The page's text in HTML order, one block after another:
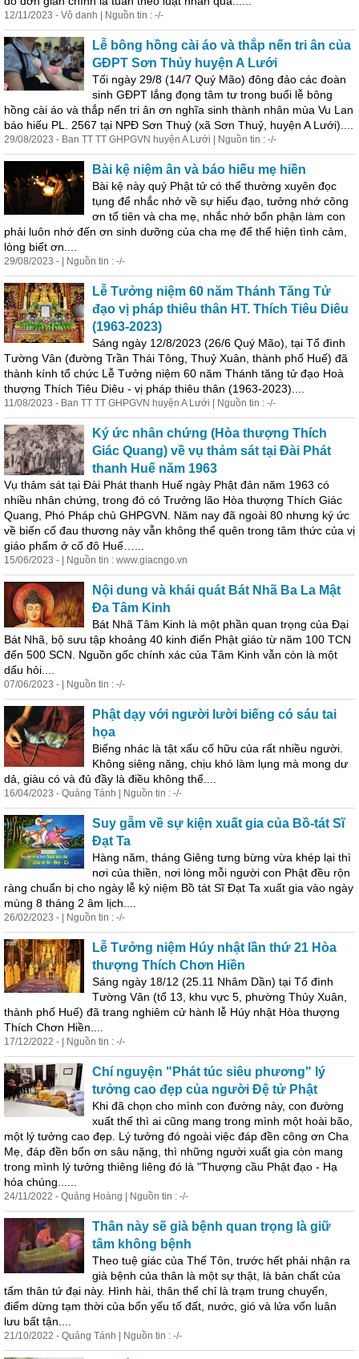
12/11/2023 - Vô danh | Nguồn tin : -/-
Lễ bông hồng cài áo và thắp nến tri ân của
GĐPT Sơn Thủy huyện A Lưới
Tối ngày 29/8 (14/7 Quý Mão) đông đảo các đoàn
sinh GĐPT lắng đọng tâm tư trong buổi lễ bông
hồng cài áo và thắp nến tri ân ơn nghĩa sinh thành nhân mùa Vu Lan
báo hiếu PL. 2567 tại NPĐ Sơn Thuỷ (xã Sơn Thuỷ, huyện A Lưới)....
29/08/2023 - Ban TT TT GHPGVN huyện A Lưới | Nguồn tin : -/-
Bài kệ niệm ân và báo hiếu mẹ hiền
Bài kệ này quý Phật tử có thể thường xuyên đọc
tụng để nhắc nhở về sự hiếu đạo, tưởng nhớ công
ơn tổ tiên và cha mẹ, nhắc nhở bổn phận làm con
phải luôn nhớ đến ơn sinh dưỡng của cha mẹ để thể hiện tình cảm,
lòng biết ơn....
29/08/2023 - | Nguồn tin : -/-
Lễ Tưởng niệm 60 năm Thánh Tăng Tử
đạo vị pháp thiêu thân HT. Thích Tiêu Diêu
(1963-2023)
Sáng ngày 12/8/2023 (26/6 Quý Mão), tại Tổ đình
Tường Vân (đường Trần Thái Tông, Thuỷ Xuân, thành phố Huế) đã
thành kính tổ chức Lễ Tưởng niệm 60 năm Thánh tăng tử đạo Hoà
thượng Thích Tiêu Diêu - vị pháp thiêu thân (1963-2023)....
11/08/2023 - Ban TT TT GHPGVN huyện A Lưới | Nguồn tin : -/-
Ký ức nhân chứng (Hòa thượng Thích
Giác Quang) về vụ thảm sát tại Đài Phát
thanh Huế năm 1963
Vụ thảm sát tại Đài Phát thanh Huế ngày Phật đản năm 1963 có
nhiều nhân chứng, trong đó có Trưởng lão Hòa thượng Thích Giác
Quang, Phó Pháp chủ GHPGVN. Năm nay đã ngoài 80 nhưng ký ức
về biến cố đau thương này vẫn không thể quên trong tâm thức của vị
giáo phẩm ở cố đô Huế…...
15/06/2023 - | Nguồn tin : www.giacngo.vn
Nội dung và khái quát Bát Nhã Ba La Mật
Đa Tâm Kinh
Bát Nhã Tâm Kinh là một phần quan trọng của Đại
Bát Nhã, bộ sưu tập khoảng 40 kinh điển Phật giáo từ năm 100 TCN
đến 500 SCN. Nguồn gốc chính xác của Tâm Kinh vẫn còn là một
dấu hỏi....
07/06/2023 - | Nguồn tin : -/-
Phật dạy với người lười biếng có sáu tai
họa
Biếng nhác là tật xấu cố hữu của rất nhiều người.
Không siêng năng, chịu khó làm lụng mà mong dư
dả, giàu có và đủ đầy là điều không thể....
16/04/2023 - Quảng Tánh | Nguồn tin : -/-
Suy gẫm về sự kiện xuất gia của Bồ-tát Sĩ
Đạt Ta
Hàng năm, tháng Giêng tưng bừng vừa khép lại thì
nơi của thiền, nơi lòng mỗi người con Phật đều rộn
ràng chuẩn bị cho ngày lễ kỷ niệm Bồ tát Sĩ Đạt Ta xuất gia vào ngày
mùng 8 tháng 2 âm lịch....
26/02/2023 - | Nguồn tin : -/-
Lễ Tưởng niệm Húy nhật lần thứ 21 Hòa
thượng Thích Chơn Hiền
Sáng ngày 18/12 (25.11 Nhâm Dần) tại Tổ đình
Tường Vân (tổ 13, khu vực 5, phường Thủy Xuân,
thành phố Huế) đã trang nghiêm cử hành lễ Húy nhật Hòa thượng
Thích Chơn Hiền....
17/12/2022 - | Nguồn tin : -/-
Chí nguyện "Phát túc siêu phương" lý
tưởng cao đẹp của người Đệ tử Phật
Khi đã chọn cho mình con đường này, con đường
xuất thế thì ai cũng mang trong mình một hoài bão,
một lý tưởng cao đẹp. Lý tưởng đó ngoài việc đáp đền công ơn Cha
Mẹ, đáp đền bốn ơn sâu nặng, thì những người xuất gia còn mang
trong mình lý tưởng thiêng liêng đó là "Thượng cầu Phật đạo - Hạ
hóa chúng......
24/11/2022 - Quảng Hoàng | Nguồn tin : -/-
Thân này sẽ già bệnh quan trọng là giữ
tâm không bệnh
Theo tuệ giác của Thế Tôn, trước hết phải nhận ra
già bệnh của thân là một sự thật, là bản chất của
tấm thân tứ đại này. Hình hài, thân thể chỉ là trạm trung chuyển,
điểm dừng tạm thời của bốn yếu tố đất, nước, gió và lửa vốn luân
lưu bất tận....
21/10/2022 - Quảng Tánh | Nguồn tin : -/-